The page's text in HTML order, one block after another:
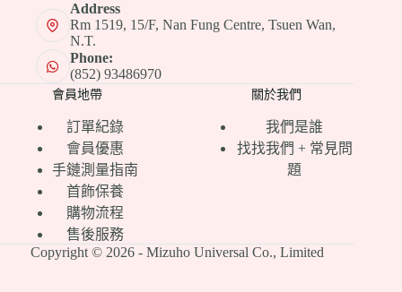
Address
Rm 1519, 15/F, Nan Fung Centre, Tsuen Wan,
N.T.
Phone:
(852) 93486970
會員地帶
訂單紀錄
會員優惠
手鏈測量指南
首飾保養
購物流程
售後服務
關於我們
我們是誰
找找我們 + 常見問
題
Copyright © 2026 - Mizuho Universal Co., Limited